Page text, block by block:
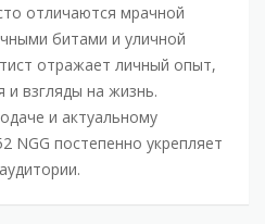
отличаются мрачной
битами и уличной
отражает личный опыт,
и взгляды на жизнь.
и актуальному
NGG постепенно укрепляет